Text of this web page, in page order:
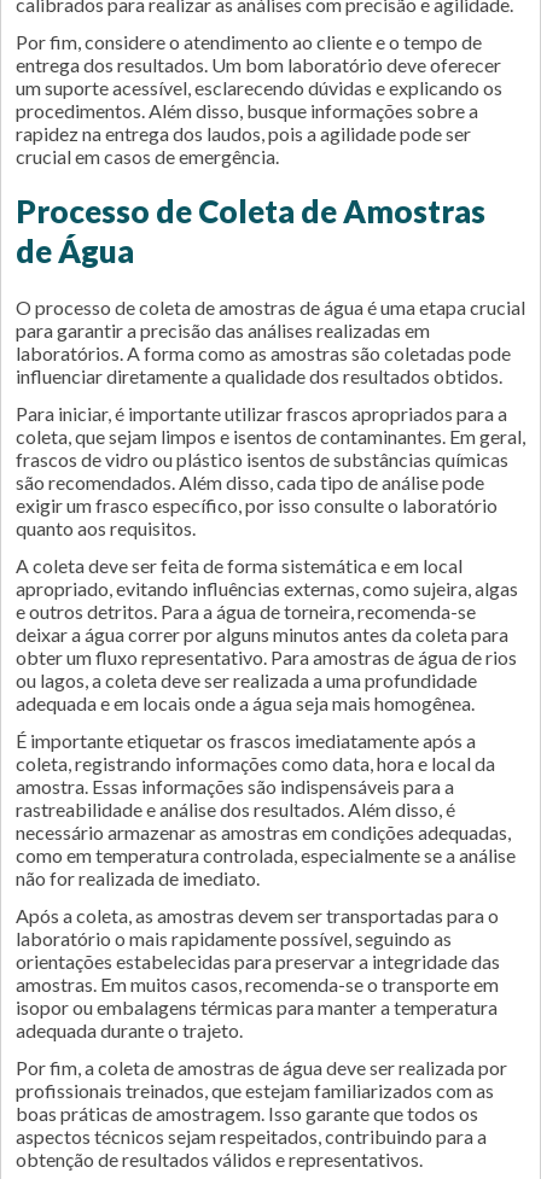
Por fim, considere o atendimento ao cliente e o tempo de
entrega dos resultados. Um bom laboratório deve oferecer
um suporte acessível, esclarecendo dúvidas e explicando os
procedimentos. Além disso, busque informações sobre a
rapidez na entrega dos laudos, pois a agilidade pode ser
crucial em casos de emergência.
Processo de Coleta de Amostras
de Água
O processo de coleta de amostras de água é uma etapa crucial
para garantir a precisão das análises realizadas em
laboratórios. A forma como as amostras são coletadas pode
influenciar diretamente a qualidade dos resultados obtidos.
Para iniciar, é importante utilizar frascos apropriados para a
coleta, que sejam limpos e isentos de contaminantes. Em geral,
frascos de vidro ou plástico isentos de substâncias químicas
são recomendados. Além disso, cada tipo de análise pode
exigir um frasco específico, por isso consulte o laboratório
quanto aos requisitos.
A coleta deve ser feita de forma sistemática e em local
apropriado, evitando influências externas, como sujeira, algas
e outros detritos. Para a água de torneira, recomenda-se
deixar a água correr por alguns minutos antes da coleta para
obter um fluxo representativo. Para amostras de água de rios
ou lagos, a coleta deve ser realizada a uma profundidade
adequada e em locais onde a água seja mais homogênea.
É importante etiquetar os frascos imediatamente após a
coleta, registrando informações como data, hora e local da
amostra. Essas informações são indispensáveis para a
rastreabilidade e análise dos resultados. Além disso, é
necessário armazenar as amostras em condições adequadas,
como em temperatura controlada, especialmente se a análise
não for realizada de imediato.
Após a coleta, as amostras devem ser transportadas para o
laboratório o mais rapidamente possível, seguindo as
orientações estabelecidas para preservar a integridade das
amostras. Em muitos casos, recomenda-se o transporte em
isopor ou embalagens térmicas para manter a temperatura
adequada durante o trajeto.
Por fim, a coleta de amostras de água deve ser realizada por
profissionais treinados, que estejam familiarizados com as
boas práticas de amostragem. Isso garante que todos os
aspectos técnicos sejam respeitados, contribuindo para a
obtenção de resultados válidos e representativos.